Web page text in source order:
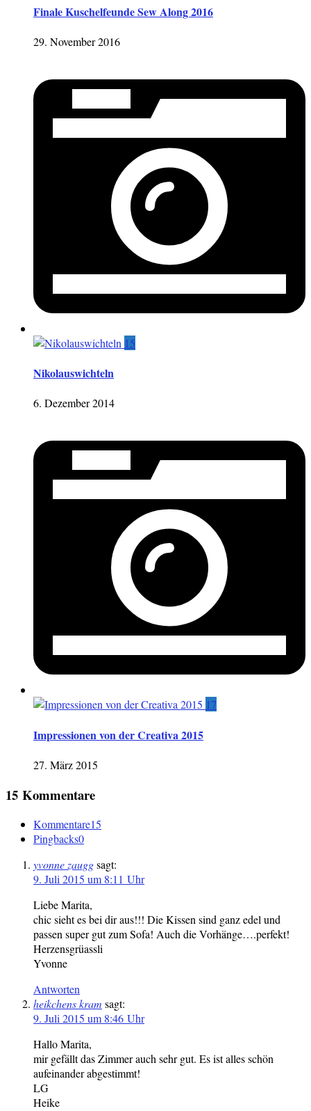
Finale Kuschelfeunde Sew Along 2016
29. November 2016
15
Nikolauswichteln
6. Dezember 2014
17
Impressionen von der Creativa 2015
27. März 2015
15 Kommentare
Kommentare15
Pingbacks0
yvonne zauggsagt:
9. Juli 2015 um 8:11 Uhr
Liebe Marita,
chic sieht es bei dir aus!!! Die Kissen sind ganz edel und
passen super gut zum Sofa! Auch die Vorhänge….perfekt!
Herzensgrüassli
Yvonne
Antworten
heikchens kram sagt:
9. Juli 2015 um 8:46 Uhr
Hallo Marita,
mir gefällt das Zimmer auch sehr gut. Es ist alles schön
aufeinander abgestimmt!
LG
Heike